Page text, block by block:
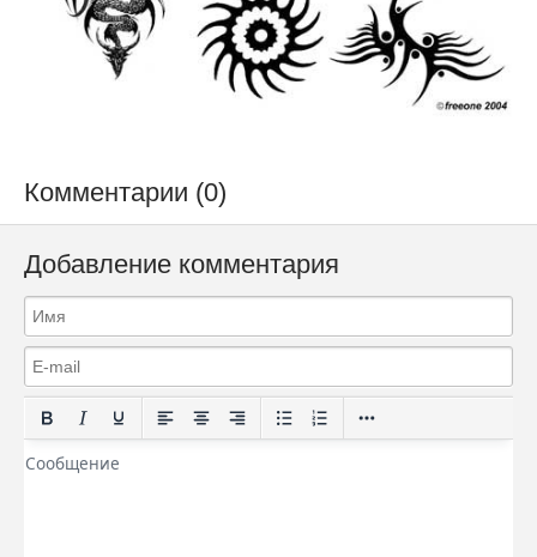
Комментарии (0)
Добавление комментария